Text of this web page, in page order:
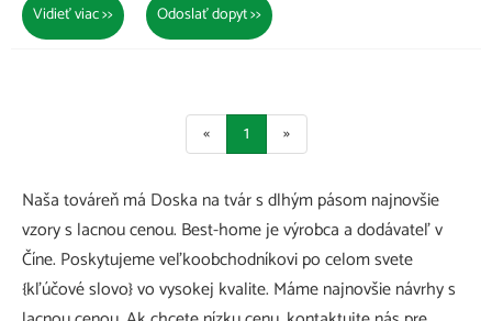
Vidieť viac >> Odoslať dopyt >>
« 1 »
Naša továreň má Doska na tvár s dlhým pásom najnovšie
vzory s lacnou cenou. Best-home je výrobca a dodávateľ v
Číne. Poskytujeme veľkoobchodníkovi po celom svete
{kľúčové slovo} vo vysokej kvalite. Máme najnovšie návrhy s